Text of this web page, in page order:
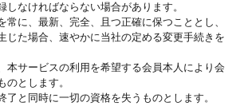
しなければならない場合があります。
常に、最新、完全、且つ正確に保つこととし、
じた場合、速やかに当社の定める変更手続きを
本サービスの利用を希望する会員本人により会
のとします。
了と同時に一切の資格を失うものとします。